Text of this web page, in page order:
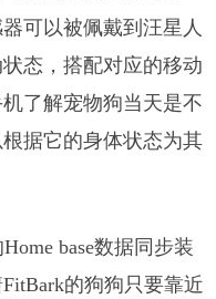
可以被佩戴到汪星人
态，搭配对应的移动
了解宠物狗当天是不
据它的身体状态为其
base数据同步装
的狗狗只要靠近